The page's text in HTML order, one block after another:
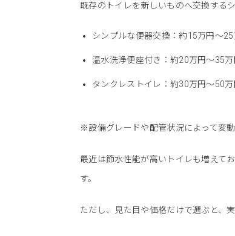
既存のトイレを新しいものへ交換する
シンプルな便器交換：約15万円〜
温水洗浄便座付き：約20万円〜35
タンクレストイレ：約30万円〜50
※設備グレードや配管状況によって変動
最近は節水性能が高いトイレも増えて
す。
ただし、見た目や価格だけで選ぶと、